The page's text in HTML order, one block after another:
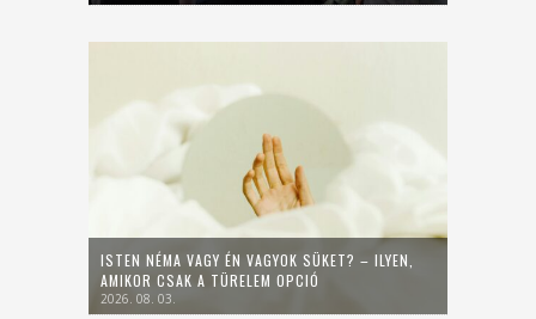
ISTEN NÉMA VAGY ÉN VAGYOK SÜKET? – ILYEN,
AMIKOR CSAK A TÜRELEM OPCIÓ
2026. 08. 03.